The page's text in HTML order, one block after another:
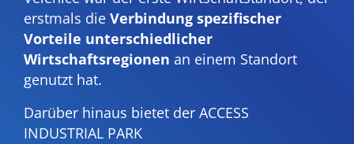
erstmals die Verbindung spezifischer
Vorteile unterschiedlicher
Wirtschaftsregionen an einem Standort
genutzt hat.
Darüber hinaus bietet der ACCESS
INDUSTRIAL PARK